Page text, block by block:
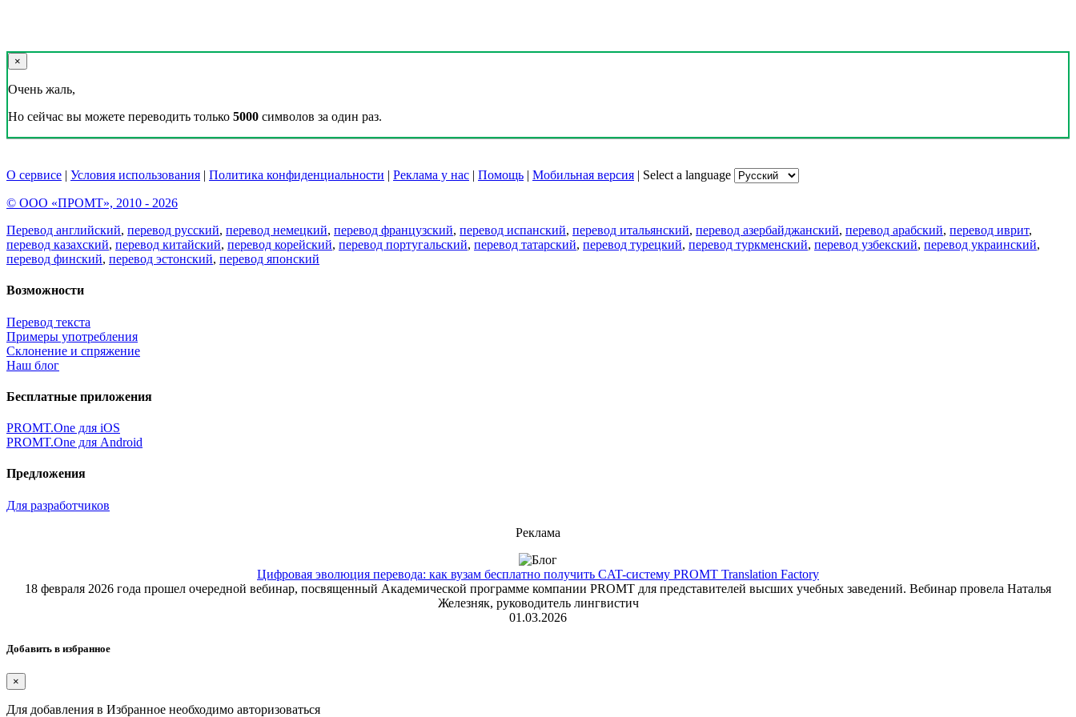
×
Очень жаль,
Но сейчас вы можете переводить только 5000 символов за один раз.
О сервисе | Условия использования | Политика конфиденциальности | Реклама у нас | Помощь | Мобильная версия | Select a language
© ООО «ПРОМТ», 2010 - 2026
Перевод английский, перевод русский, перевод немецкий, перевод французский, перевод испанский, перевод итальянский, перевод азербайджанский, перевод арабский, перевод иврит,
перевод казахский, перевод китайский, перевод корейский, перевод португальский, перевод татарский, перевод турецкий, перевод туркменский, перевод узбекский, перевод украинский,
перевод финский, перевод эстонский, перевод японский
Возможности
Перевод текста
Примеры употребления
Склонение и спряжение
Наш блог
Бесплатные приложения
PROMT.One для iOS
PROMT.One для Android
Предложения
Для разработчиков
Реклама
Цифровая эволюция перевода: как вузам бесплатно получить CAT-систему PROMT Translation Factory
18 февраля 2026 года прошел очередной вебинар, посвященный Академической программе компании PROMT для представителей высших учебных заведений. Вебинар провела Наталья
Железняк, руководитель лингвистич
01.03.2026
Добавить в избранное
×
Для добавления в Избранное необходимо авторизоваться